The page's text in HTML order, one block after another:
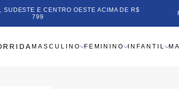
SUDESTE E CENTRO OESTE ACIMA DE R$
799
MASCULINO FEMININO INFANTIL